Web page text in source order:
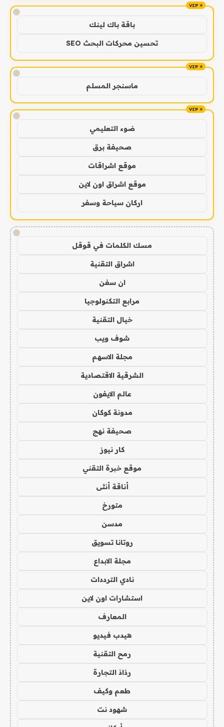
!
باقة باك لينك
تحسين محركات البحث SEO
!
ماسنجر المسلم
!
ضوء التعليمي
صحيفة برق
موقع اشراقات
موقع اشراق اون لاين
اركان سياحة وسفر
!
مسك الكلمات في قوقل
اشراق التقنية
ان سفن
مرابع التكنولوجيا
خيال التقنية
شوف ويب
مجلة الاسهم
الشرقية الاقتصادية
عالم الايفون
مدونة كوكان
صحيفة نهج
كار نيوز
موقع خبرة التقني
أناقة أنثى
متورخ
مدسن
روتانا تسويق
مجلة الابداع
نادي الترددات
استشارات اون لاين
المعارف
هيدب فيديو
رمح التقنية
رذاذ التجارة
طعم وكيف
شهود نت